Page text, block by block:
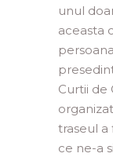
unul
aceasta
Curtii de
traseul
ce ne-a